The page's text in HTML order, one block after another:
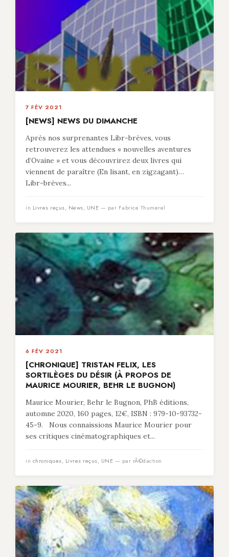
7 FÉV 2021
[NEWS] NEWS DU DIMANCHE
Après nos surprenantes Libr-brèves, vous
retrouverez les attendues « nouvelles aventures
d’Ovaine » et vous découvrirez deux livres qui
viennent de paraître (En lisant, en zigzagant)…
Libr-brèves...
in Livres reçus, News, UNE — par Fabrice Thumerel
6 FÉV 2021
[CHRONIQUE] TRISTAN FELIX, LES
SORTILÈGES DU DÉSIR (À PROPOS DE
MAURICE MOURIER, BEHR LE BUGNON)
Maurice Mourier, Behr le Bugnon, PhB éditions,
automne 2020, 160 pages, 12€, ISBN : 979-10-93732-
45-9. Nous connaissions Maurice Mourier pour
ses critiques cinématographiques et...
in chroniques, Livres reçus, UNE — par rÃ©daction